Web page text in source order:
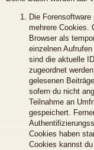
Die
mehrere Cookies.
Browser als
einzelnen
sind die aktuelle
zugeordnet
gelesenen
sofern du nicht
Teilnahme an
gespeichert.
Cookies haben
Cookies kannst